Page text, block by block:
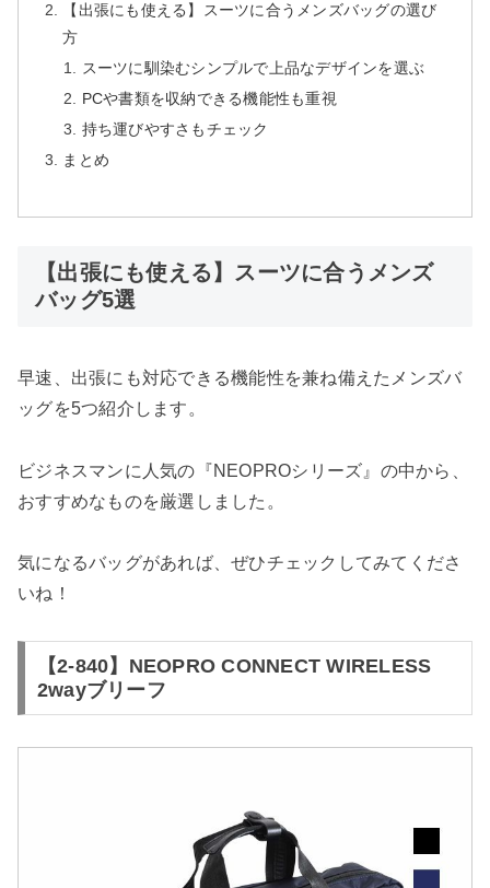
【出張にも使える】スーツに合うメンズバッグの選び
方
スーツに馴染むシンプルで上品なデザインを選ぶ
PCや書類を収納できる機能性も重視
持ち運びやすさもチェック
まとめ
【出張にも使える】スーツに合うメンズ
バッグ5選
早速、出張にも対応できる機能性を兼ね備えたメンズバ
ッグを5つ紹介します。
ビジネスマンに人気の『NEOPROシリーズ』の中から、
おすすめなものを厳選しました。
気になるバッグがあれば、ぜひチェックしてみてくださ
いね！
【2-840】NEOPRO CONNECT WIRELESS
2wayブリーフ